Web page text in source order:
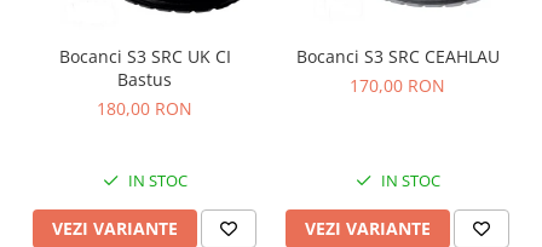
Aparate de sudat si lipit
Capsatoare si pistoale pneumatice
Consumabile scule electrice
Accesorii pentru slefuire
Discuri pentru debitare
Bocanci S3 SRC UK CI
Bastus
180,00 RON
IN STOC
VEZI VARIANTE
Bocanci S3 SRC CEAHLAU
170,00 RON
IN STOC
VEZI VARIANTE